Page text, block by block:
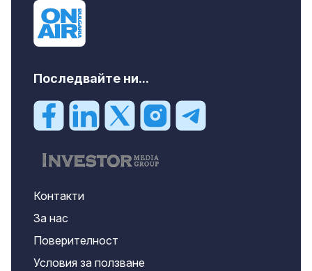
Последвайте ни...
Контакти
За нас
Поверителност
Условия за ползване